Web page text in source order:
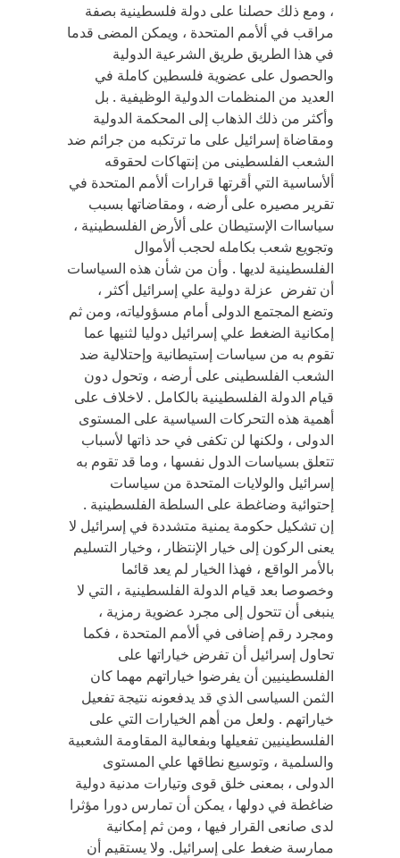
، ومع ذلك حصلنا على دولة فلسطينية بصفة
مراقب في ألأمم المتحدة ، ويمكن المضى قدما
في هذا الطريق طريق الشرعية الدولية
والحصول على عضوية فلسطين كاملة في
العديد من المنظمات الدولية الوظيفية . بل
وأكثر من ذلك الذهاب إلى المحكمة الدولية
ومقاضاة إسرائيل على ما ترتكبه من جرائم ضد
الشعب الفلسطينى من إنتهاكات لحقوقه
ألأساسية التي أقرتها قرارات ألأمم المتحدة في
تقرير مصيره على أرضه ، ومقاضاتها بسبب
سياساات الإستيطان على ألأرض الفلسطينية ،
وتجويع شعب بكامله لحجب ألأموال
الفلسطينية لديها . وأن من شأن هذه السياسات
أن تفرض عزلة دولية علي إسرائيل أكثر ،
وتضع المجتمع الدولى أمام مسؤولياته، ومن ثم
إمكانية الضغط علي إسرائيل دوليا لثنيها عما
تقوم به من سياسات إستيطانية وإحتلالية ضد
الشعب الفلسطينى على أرضه ، وتحول دون
قيام الدولة الفلسطينية بالكامل . لاخلاف على
أهمية هذه التحركات السياسية على المستوى
الدولى ، ولكنها لن تكفى في حد ذاتها لأسباب
تتعلق بسياسات الدول نفسها ، وما قد تقوم به
إسرائيل والولايات المتحدة من سياسات
إحتوائية وضاغطة على السلطة الفلسطينية .
إن تشكيل حكومة يمنية متشددة في إسرائيل لا
يعنى الركون إلى خيار الإنتظار ، وخيار التسليم
بالأمر الواقع ، فهذا الخيار لم يعد قائما
وخصوصا بعد قيام الدولة الفلسطينية ، التي لا
ينبغى أن تتحول إلى مجرد عضوية رمزية ،
ومجرد رقم إضافى في ألأمم المتحدة ، فكما
تحاول إسرائيل أن تفرض خياراتها على
الفلسطينيين أن يفرضوا خياراتهم مهما كان
الثمن السياسى الذي قد يدفعونه نتيجة تفعيل
خياراتهم . ولعل من أهم الخيارات التي على
الفلسطينيين تفعيلها وبفعالية المقاومة الشعبية
والسلمية ، وتوسيع نطاقها علي المستوى
الدولى ، بمعنى خلق قوى وتيارات مدنية دولية
ضاغطة في دولها ، يمكن أن تمارس دورا مؤثرا
لدى صانعى القرار فيها ، ومن ثم إمكانية
ممارسة ضغط على إسرائيل. ولا يستقيم أن